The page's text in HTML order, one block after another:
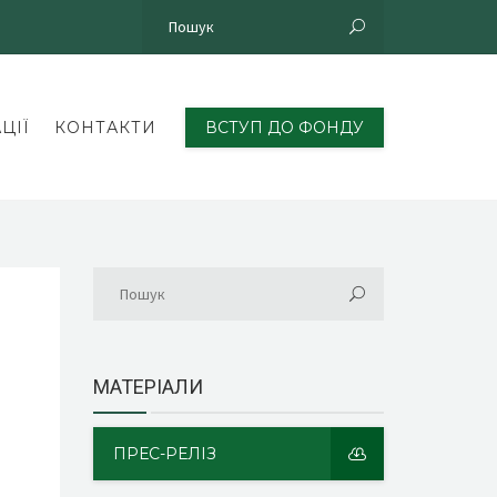
КОНТАКТИ ВСТУП ДО ФОНДУ
МАТЕРІАЛИ
ПРЕС-РЕЛІЗ